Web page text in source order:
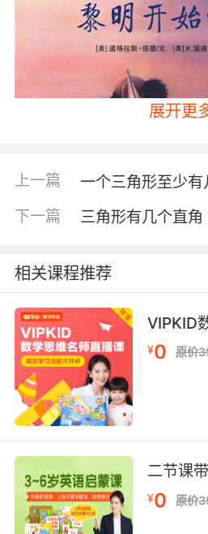
内容简介
世界不停在旋转，
朝着早晨的方向，
每天都有新的日出，
即使夜晚黑暗又漫长。
但是哪里才是黎明开始的
展开更
上一篇 一个三角形至少有
下一篇 三角形有几个直角
相关课程推荐
VIPKID
¥0 原价
二节课
¥0 原价